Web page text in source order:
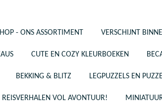
- ONS ASSORTIMENT VERSCHIJNT
CUTE EN COZY KLEURBOEKEN
BEKKING & BLITZ LEGPUZZELS EN
VOL AVONTUUR!